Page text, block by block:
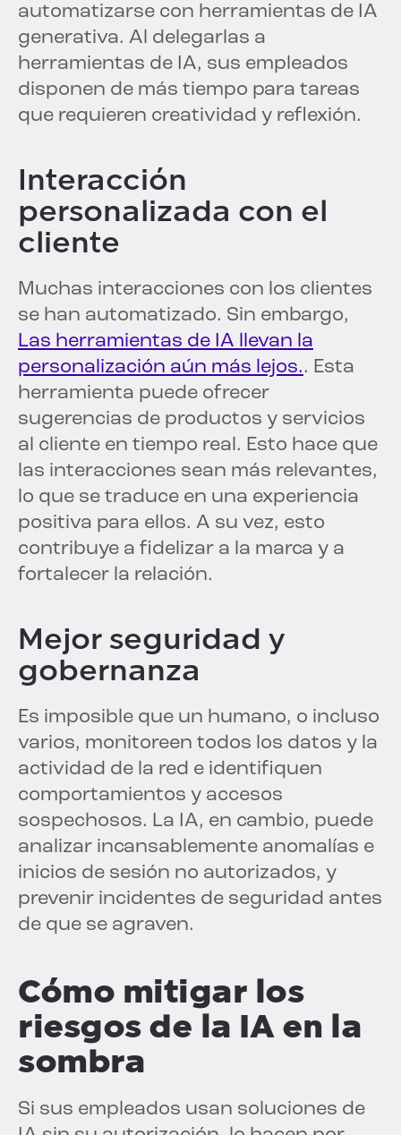
automatizarse con herramientas de IA
generativa. Al delegarlas a
herramientas de IA, sus empleados
disponen de más tiempo para tareas
que requieren creatividad y reflexión.
Interacción
personalizada con el
cliente
Muchas interacciones con los clientes
se han automatizado. Sin embargo,
Las herramientas de IA llevan la
personalización aún más lejos.. Esta
herramienta puede ofrecer
sugerencias de productos y servicios
al cliente en tiempo real. Esto hace que
las interacciones sean más relevantes,
lo que se traduce en una experiencia
positiva para ellos. A su vez, esto
contribuye a fidelizar a la marca y a
fortalecer la relación.
Mejor seguridad y
gobernanza
Es imposible que un humano, o incluso
varios, monitoreen todos los datos y la
actividad de la red e identifiquen
comportamientos y accesos
sospechosos. La IA, en cambio, puede
analizar incansablemente anomalías e
inicios de sesión no autorizados, y
prevenir incidentes de seguridad antes
de que se agraven.
Cómo mitigar los
riesgos de la IA en la
sombra
Si sus empleados usan soluciones de